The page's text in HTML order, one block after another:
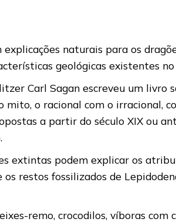
naturais para os
geológicas existentes
Carl Sagan escreveu um livro
mito, o racional com o irracional,
a partir do século XIX ou
extintas podem explicar os
restos fossilizados de
remo, crocodilos, víboras